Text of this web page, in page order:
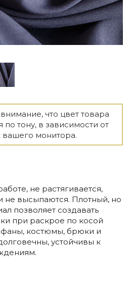
что цвет товара
по тону, в зависимости от
вашего монитора.
не растягивается,
не высыпаются. Плотный, но
позволяет создавать
при раскрое по косой
костюмы, брюки и
устойчивы к